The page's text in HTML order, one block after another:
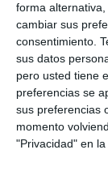
forma
cambiar sus
consentimiento.
sus datos
pero usted tiene
preferencias se
sus preferencias
momento
"Privacidad" en